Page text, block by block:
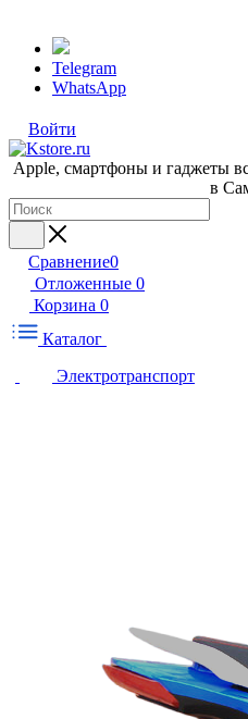
Telegram
WhatsApp
Войти
Apple, cмартфоны и гаджеты
в
Сравнение0
Отложенные 0
Корзина 0
Каталог
Электротранспорт